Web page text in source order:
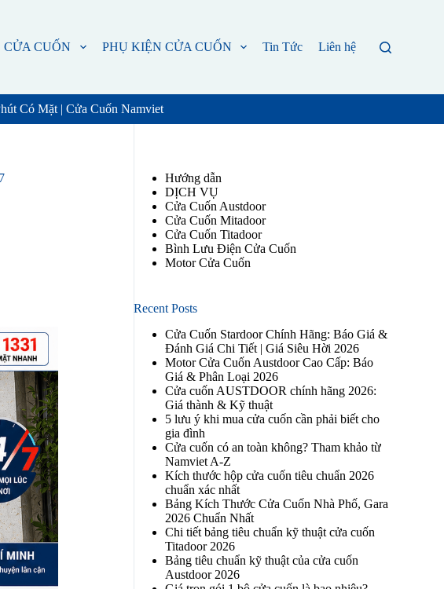
CUỐN PHỤ KIỆN CỬA CUỐN Tin Tức Liên hệ
Có Mặt | Cửa Cuốn Namviet
Hướng dẫn
DỊCH VỤ
Cửa Cuốn Austdoor
Cửa Cuốn Mitadoor
Cửa Cuốn Titadoor
Bình Lưu Điện Cửa Cuốn
Motor Cửa Cuốn
Recent Posts
Cửa Cuốn Stardoor Chính Hãng: Báo Giá &
Đánh Giá Chi Tiết | Giá Siêu Hời 2026
Motor Cửa Cuốn Austdoor Cao Cấp: Báo
Giá & Phân Loại 2026
Cửa cuốn AUSTDOOR chính hãng 2026:
Giá thành & Kỹ thuật
5 lưu ý khi mua cửa cuốn cần phải biết cho
gia đình
Cửa cuốn có an toàn không? Tham khảo từ
Namviet A-Z
Kích thước hộp cửa cuốn tiêu chuẩn 2026
chuẩn xác nhất
Bảng Kích Thước Cửa Cuốn Nhà Phố, Gara
2026 Chuẩn Nhất
Chi tiết bảng tiêu chuẩn kỹ thuật cửa cuốn
Titadoor 2026
Bảng tiêu chuẩn kỹ thuật của cửa cuốn
Austdoor 2026